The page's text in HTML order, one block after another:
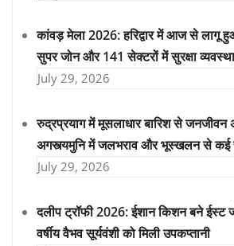
कांवड़ मेला 2026: हरिद्वार में आज से लागू
सुपर जोन और 141 सेक्टरों में सुरक्षा व्यवस्था
July 29, 2026
रुद्रप्रयाग में मूसलाधार बारिश से जनजीवन
अगस्त्यमुनि में जलभराव और भूस्खलन से
July 29, 2026
दलीप ट्रॉफी 2026: ईशान किशन बने ईस्ट
वर्षीय वैभव सूर्यवंशी को मिली उपकप्तानी